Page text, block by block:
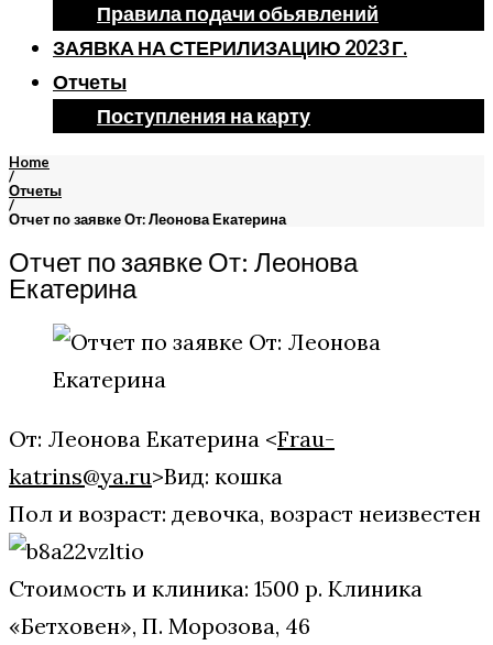
Правила подачи обьявлений
ЗАЯВКА НА СТЕРИЛИЗАЦИЮ 2023 Г.
Отчеты
Поступления на карту
Home
/
Отчеты
/
Отчет по заявке От: Леонова Екатерина
Отчет по заявке От: Леонова
Екатерина
От: Леонова Екатерина <Frau-
katrins@ya.ru>Вид: кошка
Пол и возраст: девочка, возраст неизвестен
Стоимость и клиника: 1500 р. Клиника
«Бетховен», П. Морозова, 46